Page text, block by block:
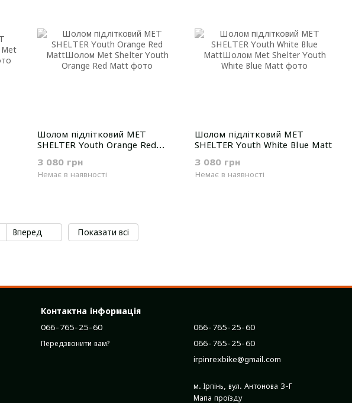
Шолом підлітковий MET
SHELTER Youth Orange Red
3 080 грн
Немає в наявності
Шолом підлітковий MET
SHELTER Youth White Blue Matt
3 080 грн
Немає в наявності
Вперед Показати всі
Контактна інформація
066-765-25-60
Передзвонити вам?
066-765-25-60
066-765-25-60
irpinrexbike@gmail.com
м. Ірпінь, вул. Антонова 3-Г
Мапа проїзду